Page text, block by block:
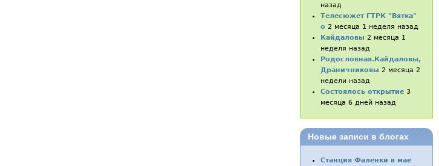
назад
Телесюжет ГТРК "Вятка"
о 2 месяца 1 неделя назад
Кайдаловы 2 месяца 1
неделя назад
Родословная.Кайдаловы,
Драничниковы 2 месяца 2
недели назад
Состоялось открытие 3
месяца 6 дней назад
Новые записи в блогах
Станция Фаленки в мае